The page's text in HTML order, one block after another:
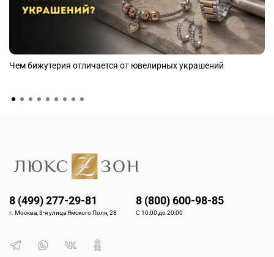
Чем бижутерия отличается от ювелирных украшений
8 (499) 277-29-81
г. Москва, 3-я улица Ямского Поля, 28
8 (800) 600-98-85
С 10:00 до 20:00